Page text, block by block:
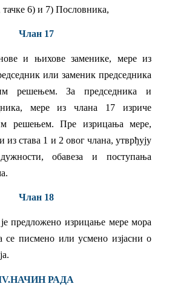
тачке 6) и 7) Пословника,
Члан 17
и њихове заменике, мере из
или заменик председника
решењем. За председника и
мере из члана 17 изриче
решењем. Пре изрицања мере,
из става 1 и 2 овог члана, утврђују
обавеза и поступања
Члан 18
предложено изрицање мере мора
се писмено или усмено изјасни о
РАДА